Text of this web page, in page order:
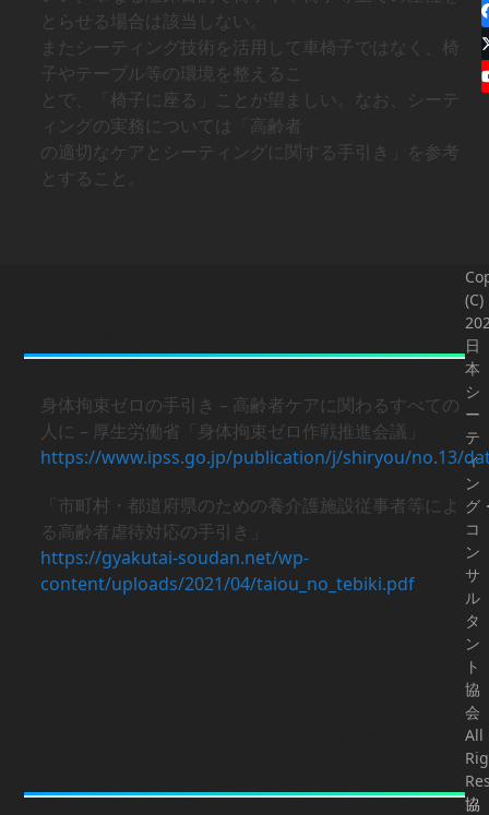
とらせる場合は該当しない。
またシーティング技術を活用して車椅子ではなく、椅
子やテーブル等の環境を整えるこ
とで、「椅子に座る」ことが望ましい。なお、シーテ
ィングの実務については「高齢者
の適切なケアとシーティングに関する手引き」を参考
とすること。
身体拘束ゼロの手引き – 高齢者ケアに関わるすべての
人に – 厚生労働省「身体拘束ゼロ作戦推進会議」
https://www.ipss.go.jp/publication/j/shiryou/no.13/
「市町村・都道府県のための養介護施設従事者等によ
る高齢者虐待対応の手引き」
https://gyakutai-soudan.net/wp-
content/uploads/2021/04/taiou_no_tebiki.pdf
(C)
日
本
シ
ー
テ
ィ
ン
グ
コ
ン
サ
ル
タ
ン
ト
協
会
All
協